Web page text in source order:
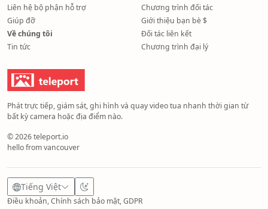
Liên hệ bộ phận hỗ trợ
Giúp đỡ
Về chúng tôi
Tin tức
Chương trình đối tác
Giới thiệu bạn bè $
Đối tác liên kết
Chương trình đại lý
Phát trực tiếp, giám sát, ghi hình và quay video tua nhanh thời gian từ
bất kỳ camera hoặc địa điểm nào.
© 2026 teleport.io
hello from vancouver
Tiếng Việt
Điều khoản, Chính sách bảo mật, GDPR